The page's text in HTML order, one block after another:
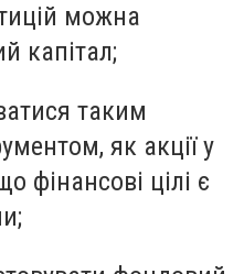
можна
капітал;
таким
як акції у
фінансові цілі є